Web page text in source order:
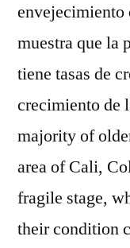
envejecimiento
muestra que la
tiene tasas de
crecimiento de
majority of
area of Cali,
fragile stage,
their condition